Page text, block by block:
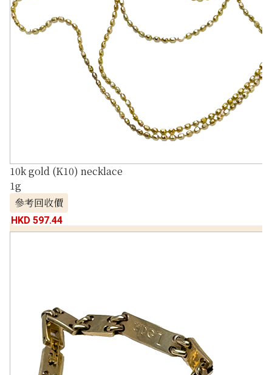
10k gold (K10) necklace
1g
參考回收價
HKD 597.44